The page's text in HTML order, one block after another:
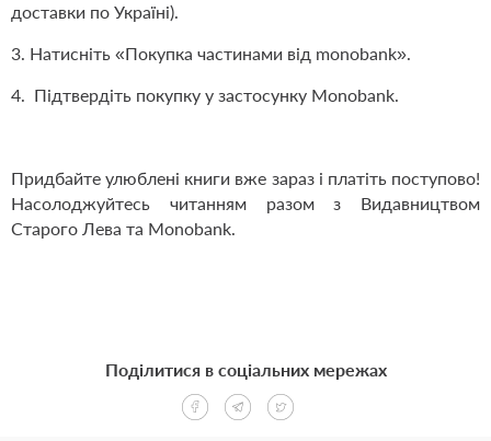
доставки по Україні).
3. Натисніть «Покупка частинами від monobank».
4. Підтвердіть покупку у застосунку Monobank.
Придбайте улюблені книги вже зараз і платіть поступово!
Насолоджуйтесь читанням разом з Видавництвом
Старого Лева та Monobank.
Поділитися в соціальних мережах